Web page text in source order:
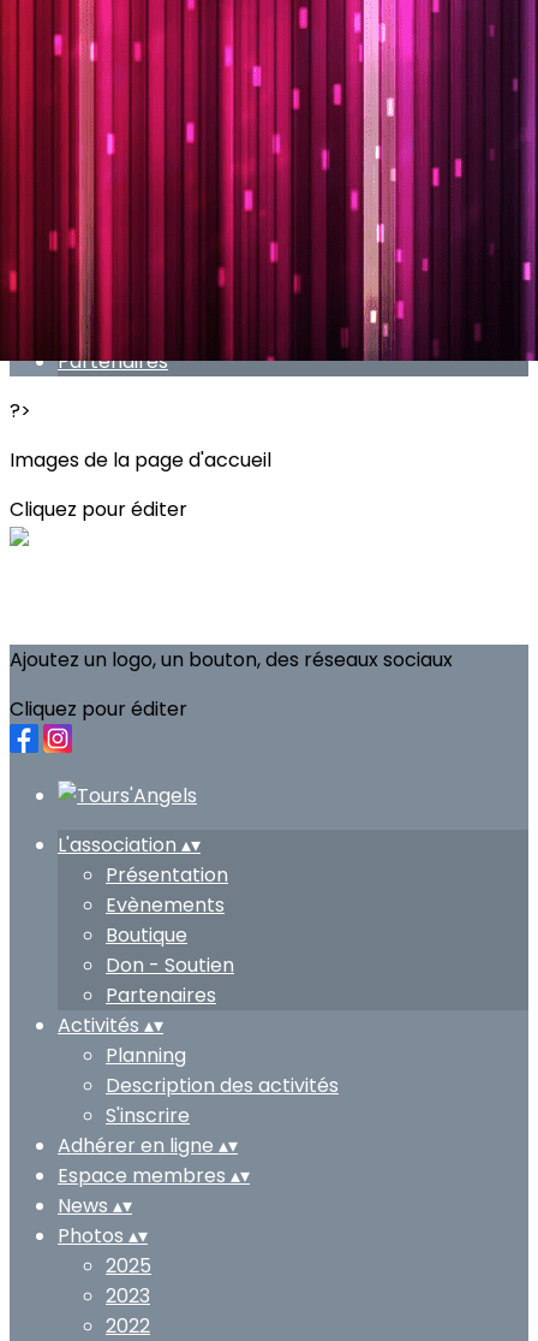
Exporter les lignes sélectionnées
Exporter toutes les colonnes
Exporter uniquement les colonnes affichées
Menu
Présentation
Evènements
Boutique
Don - Soutien
Partenaires
?>
Images de la page d'accueil
Cliquez pour éditer
Ajoutez un logo, un bouton, des réseaux sociaux
Cliquez pour éditer
L'association ▴▾
Présentation
Evènements
Boutique
Don - Soutien
Partenaires
Activités ▴▾
Planning
Description des activités
S'inscrire
Adhérer en ligne ▴▾
Espace membres ▴▾
News ▴▾
Photos ▴▾
2025
2023
2022